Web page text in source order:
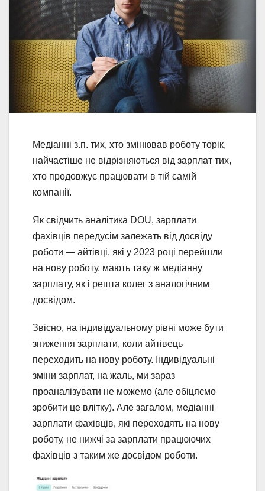
Медіанні з.п. тих, хто змінював роботу торік,
найчастіше не відрізняються від зарплат тих,
хто продовжує працювати в тій самій
компанії.
Як свідчить аналітика DOU, зарплати
фахівців передусім залежать від досвіду
роботи — айтівці, які у 2023 році перейшли
на нову роботу, мають таку ж медіанну
зарплату, як і решта колег з аналогічним
досвідом.
Звісно, на індивідуальному рівні може бути
зниження зарплати, коли айтівець
переходить на нову роботу. Індивідуальні
зміни зарплат, на жаль, ми зараз
проаналізувати не можемо (але обіцяємо
зробити це влітку). Але загалом, медіанні
зарплати фахівців, які переходять на нову
роботу, не нижчі за зарплати працюючих
фахівців з таким же досвідом роботи.